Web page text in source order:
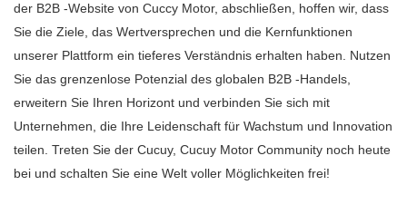
der B2B -Website von Cuccy Motor, abschließen, hoffen wir, dass
Sie die Ziele, das Wertversprechen und die Kernfunktionen
unserer Plattform ein tieferes Verständnis erhalten haben. Nutzen
Sie das grenzenlose Potenzial des globalen B2B -Handels,
erweitern Sie Ihren Horizont und verbinden Sie sich mit
Unternehmen, die Ihre Leidenschaft für Wachstum und Innovation
teilen. Treten Sie der Cucuy, Cucuy Motor Community noch heute
bei und schalten Sie eine Welt voller Möglichkeiten frei!